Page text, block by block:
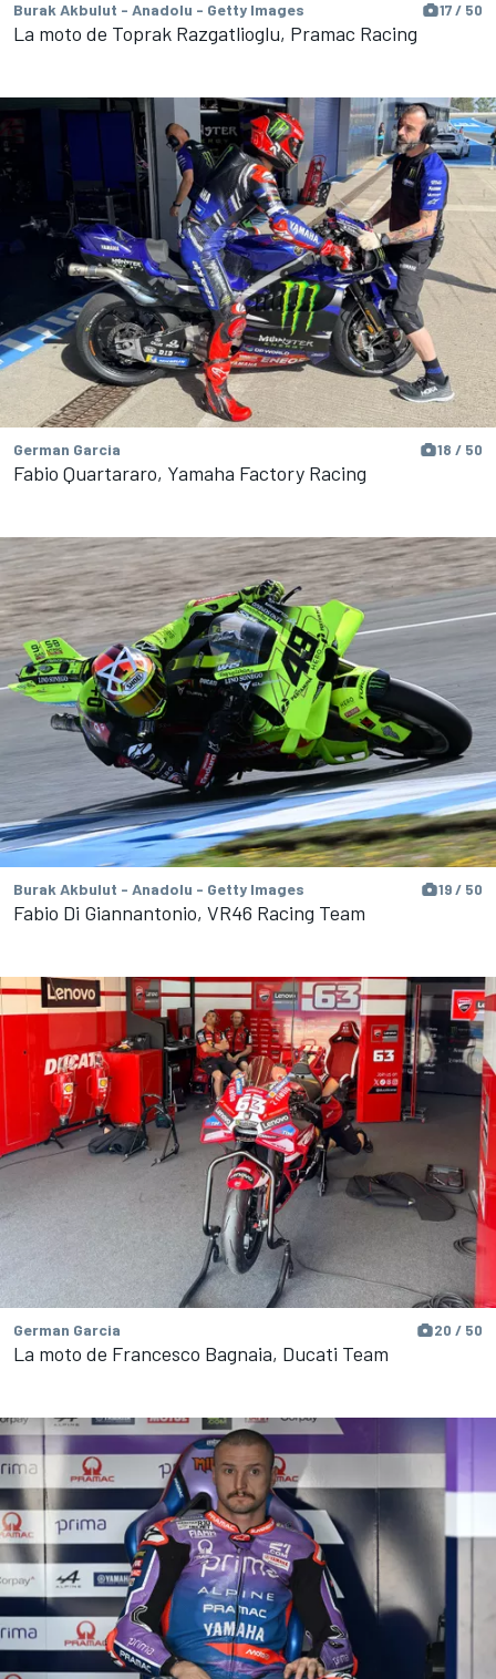
Burak Akbulut - Anadolu - Getty Images 17 / 50
La moto de Toprak Razgatlioglu, Pramac Racing
German Garcia 18 / 50
Fabio Quartararo, Yamaha Factory Racing
Burak Akbulut - Anadolu - Getty Images 19 / 50
Fabio Di Giannantonio, VR46 Racing Team
German Garcia 20 / 50
La moto de Francesco Bagnaia, Ducati Team